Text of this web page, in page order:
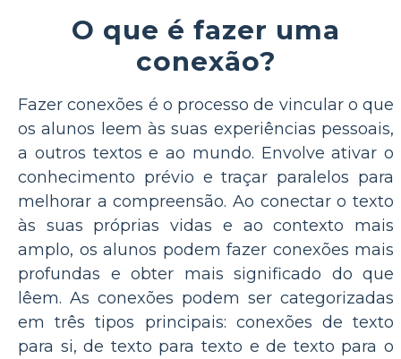
O que é fazer uma
conexão?
Fazer conexões é o processo de vincular o que
os alunos leem às suas experiências pessoais,
a outros textos e ao mundo. Envolve ativar o
conhecimento prévio e traçar paralelos para
melhorar a compreensão. Ao conectar o texto
às suas próprias vidas e ao contexto mais
amplo, os alunos podem fazer conexões mais
profundas e obter mais significado do que
lêem. As conexões podem ser categorizadas
em três tipos principais: conexões de texto
para si, de texto para texto e de texto para o